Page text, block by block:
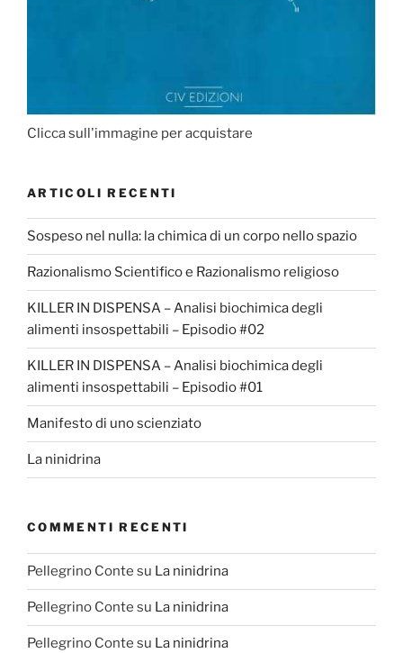
Clicca sull'immagine per acquistare
ARTICOLI RECENTI
Sospeso nel nulla: la chimica di un corpo nello spazio
Razionalismo Scientifico e Razionalismo religioso
KILLER IN DISPENSA – Analisi biochimica degli
alimenti insospettabili – Episodio #02
KILLER IN DISPENSA – Analisi biochimica degli
alimenti insospettabili – Episodio #01
Manifesto di uno scienziato
La ninidrina
COMMENTI RECENTI
Pellegrino Conte su La ninidrina
Pellegrino Conte su La ninidrina
Pellegrino Conte su La ninidrina